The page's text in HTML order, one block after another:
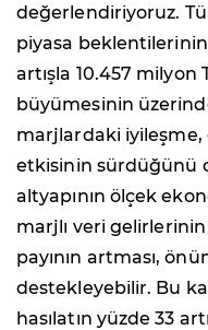
değerlendiriyoruz.
piyasa beklentilerinin
artışla 10.457 milyon
büyümesinin
marjlardaki iyileşme,
etkisinin sürdüğünü
altyapının ölçek
marjlı veri
payının artması,
destekleyebilir. Bu
hasılatın yüzde 33